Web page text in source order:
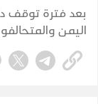
بعد فترة توقف
اليمن
خصمهم القديم،